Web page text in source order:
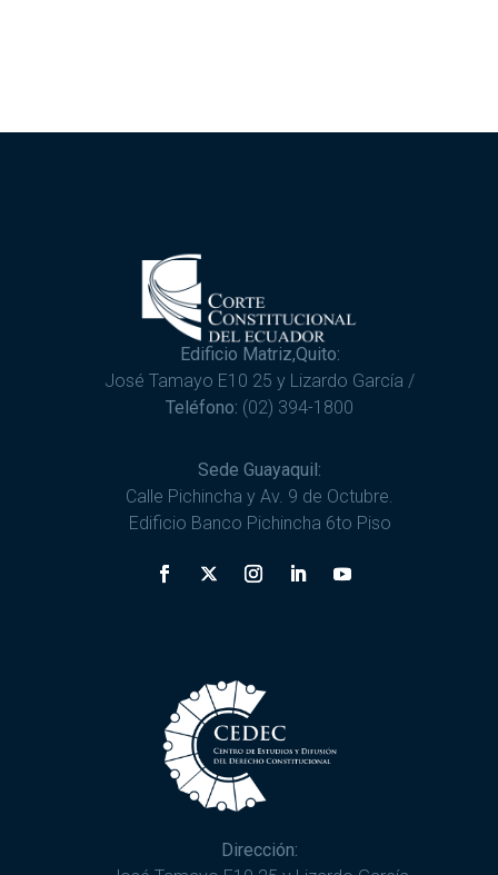
Edificio Matriz,Quito:
José Tamayo E10 25 y Lizardo García /
Teléfono: (02) 394-1800
Sede Guayaquil:
Calle Pichincha y Av. 9 de Octubre.
Edificio Banco Pichincha 6to Piso
Dirección: